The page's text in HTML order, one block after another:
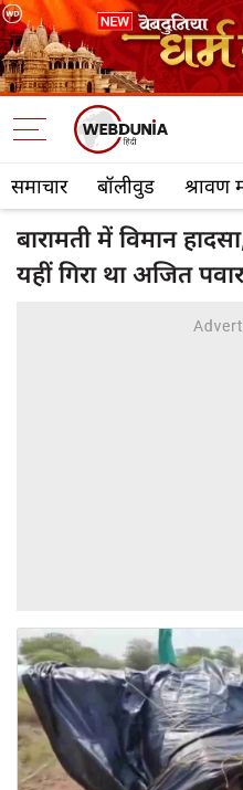
समाचार बॉलीवुड श्रावण
बारामती में विमान
यहीं गिरा था अजित